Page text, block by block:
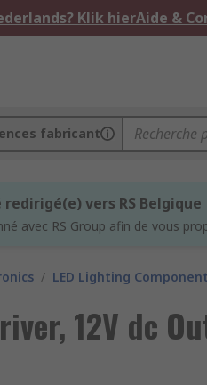
Klik hierAide &
fabricant
vers RS Belgique
avec RS Group afin de vous
/ LED Lighting
12V dc